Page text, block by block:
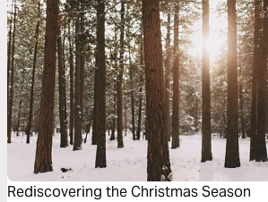
Rediscovering the Christmas Season